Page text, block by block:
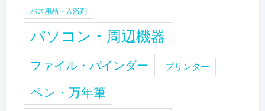
バス用品・入浴剤
パソコン・周辺機器
ファイル・バインダー プリンター
ペン・万年筆